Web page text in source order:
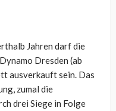
Jahren darf die
Dresden (ab
ausverkauft sein. Das
zumal die
drei Siege in Folge